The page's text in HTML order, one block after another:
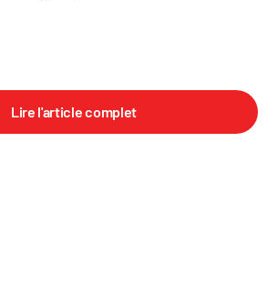
Lire l'article complet